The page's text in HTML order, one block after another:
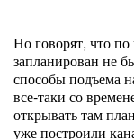
Но говорят, что по
запланирован не
способы подъема
все-таки со
открывать там
уже построили